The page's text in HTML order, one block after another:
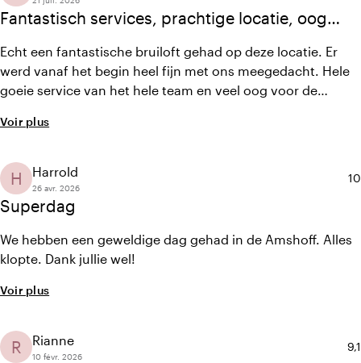
Fantastisch services, prachtige locatie, oog
Echt een fantastische bruiloft gehad op deze locatie. Er
werd vanaf het begin heel fijn met ons meegedacht. Hele
goeie service van het hele team en veel oog voor de
veel mogelijk, buiten, onder de tent of in de kerk. Heel
aanraden!!!
Voir plus
Superdag
H Harrold
26 avr. 2026
10
We hebben een geweldige dag gehad in de Amshoff. Alles
klopte. Dank jullie wel!
Voir plus
R Rianne
10 févr. 2026
9,1